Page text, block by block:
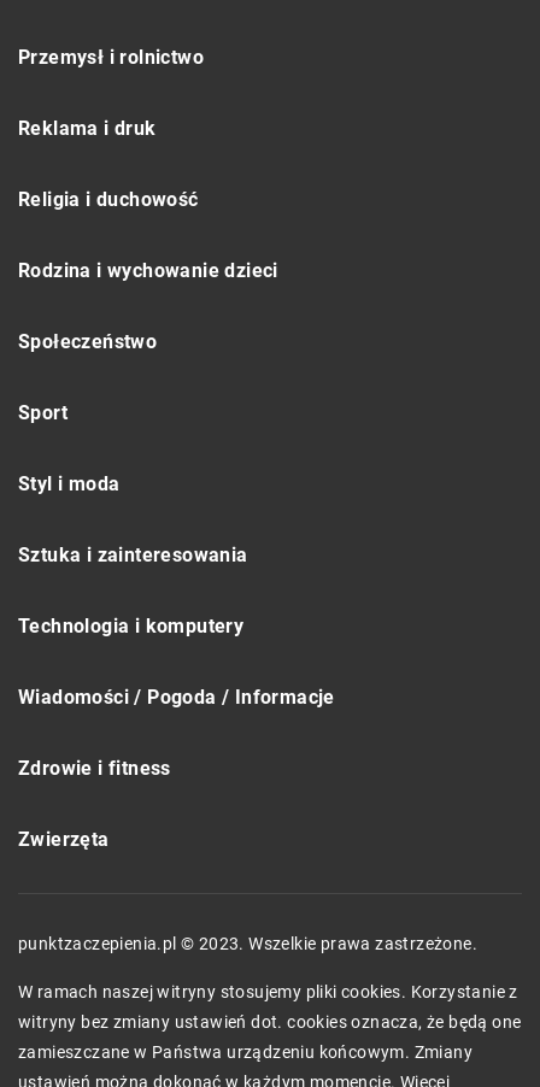
Przemysł i rolnictwo
Reklama i druk
Religia i duchowość
Rodzina i wychowanie dzieci
Społeczeństwo
Sport
Styl i moda
Sztuka i zainteresowania
Technologia i komputery
Wiadomości / Pogoda / Informacje
Zdrowie i fitness
Zwierzęta
punktzaczepienia.pl © 2023. Wszelkie prawa zastrzeżone.
W ramach naszej witryny stosujemy pliki cookies. Korzystanie z
witryny bez zmiany ustawień dot. cookies oznacza, że będą one
zamieszczane w Państwa urządzeniu końcowym. Zmiany
ustawień można dokonać w każdym momencie. Więcej